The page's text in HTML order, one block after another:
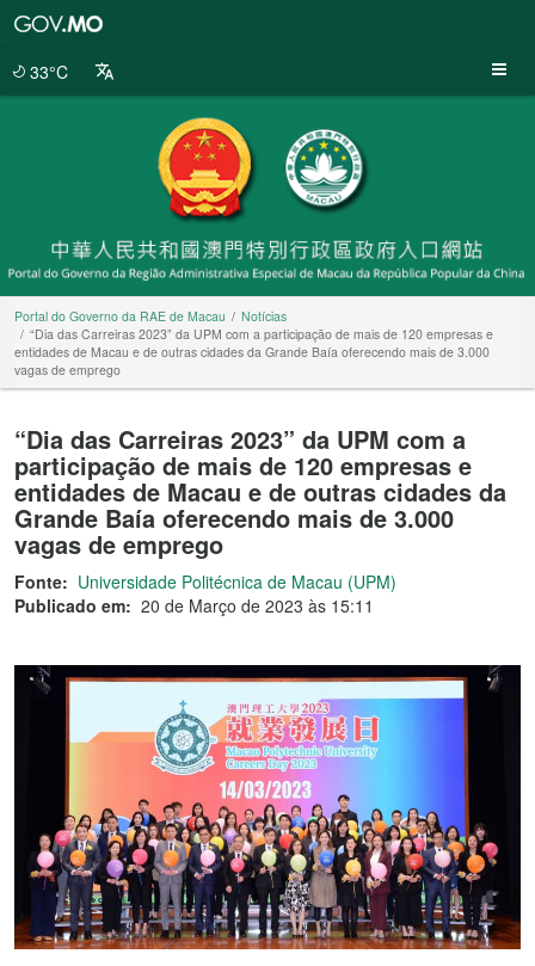
33°C
Portal do Governo da RAE de Macau
Notícias
“Dia das Carreiras 2023” da UPM com a participação de mais de 120 empresas e
entidades de Macau e de outras cidades da Grande Baía oferecendo mais de 3.000
vagas de emprego
“Dia das Carreiras 2023” da UPM com a
participação de mais de 120 empresas e
entidades de Macau e de outras cidades da
Grande Baía oferecendo mais de 3.000
vagas de emprego
Fonte: Universidade Politécnica de Macau (UPM)
Publicado em: 20 de Março de 2023 às 15:11